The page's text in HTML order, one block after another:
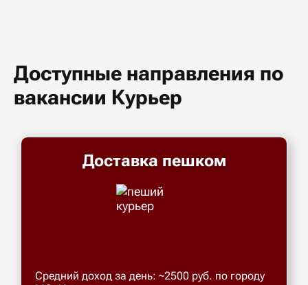
Доступные направления по
вакансии Курьер
Доставка пешком
Средний доход за день: ~2500 руб. по городу